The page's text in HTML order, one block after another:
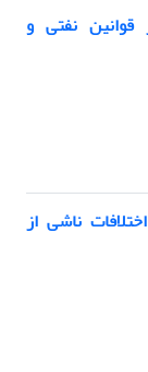
نفتی و
ناشی از